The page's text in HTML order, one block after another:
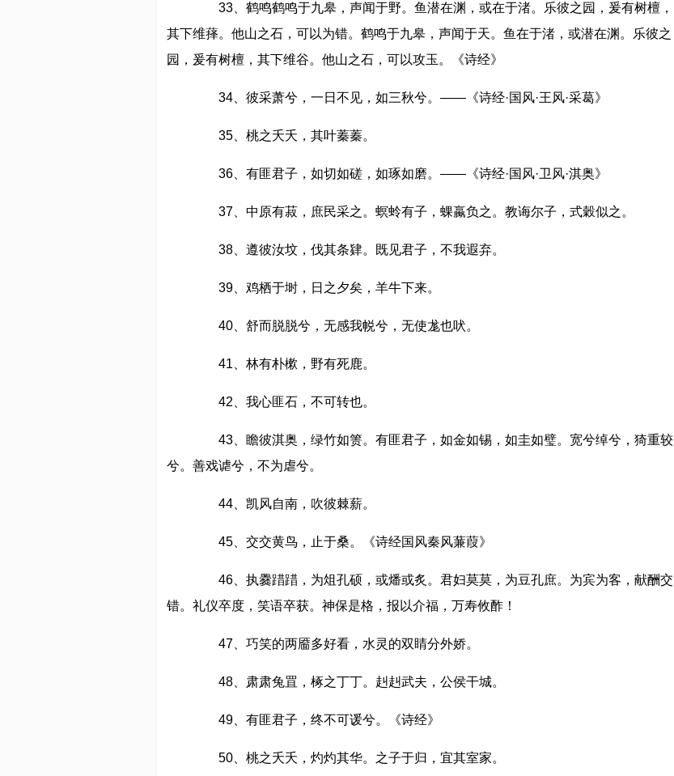
33、鹤鸣鹤鸣于九皋，声闻于野。鱼潜在渊，或在于渚。乐彼之园，爰有树檀，
其下维萚。他山之石，可以为错。鹤鸣于九皋，声闻于天。鱼在于渚，或潜在渊。乐彼之
园，爰有树檀，其下维谷。他山之石，可以攻玉。《诗经》
34、彼采萧兮，一日不见，如三秋兮。——《诗经·国风·王风·采葛》
35、桃之夭夭，其叶蓁蓁。
36、有匪君子，如切如磋，如琢如磨。——《诗经·国风·卫风·淇奥》
37、中原有菽，庶民采之。螟蛉有子，蜾蠃负之。教诲尔子，式穀似之。
38、遵彼汝坟，伐其条肄。既见君子，不我遐弃。
39、鸡栖于埘，日之夕矣，羊牛下来。
40、舒而脱脱兮，无感我帨兮，无使尨也吠。
41、林有朴樕，野有死鹿。
42、我心匪石，不可转也。
43、瞻彼淇奥，绿竹如箦。有匪君子，如金如锡，如圭如璧。宽兮绰兮，猗重较
兮。善戏谑兮，不为虐兮。
44、凯风自南，吹彼棘薪。
45、交交黄鸟，止于桑。《诗经国风秦风蒹葭》
46、执爨踖踖，为俎孔硕，或燔或炙。君妇莫莫，为豆孔庶。为宾为客，献酬交
错。礼仪卒度，笑语卒获。神保是格，报以介福，万寿攸酢！
47、巧笑的两靥多好看，水灵的双睛分外娇。
48、肃肃兔罝，椓之丁丁。赳赳武夫，公侯干城。
49、有匪君子，终不可谖兮。《诗经》
50、桃之夭夭，灼灼其华。之子于归，宜其室家。